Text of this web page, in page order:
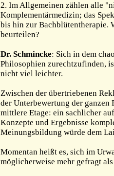
2. Im Allgemeinen zählen alle
Komplementärmedizin; das
bis hin zur Bachblütentherapie.
beurteilen?
Dr. Schmincke: Sich in dem
Philosophien zurechtzufinden,
nicht viel leichter.
Zwischen der übertriebenen
der Unterbewertung der
mittlere Etage: ein sachlicher
Konzepte und Ergebnisse
Meinungsbildung würde dem
Momentan heißt es, sich im
möglicherweise mehr gefragt